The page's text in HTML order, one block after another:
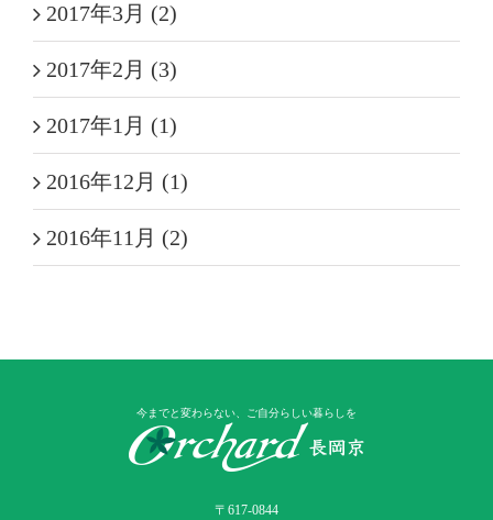
2017年3月 (2)
2017年2月 (3)
2017年1月 (1)
2016年12月 (1)
2016年11月 (2)
今までと変わらない、ご自分らしい暮らしを
〒617-0844